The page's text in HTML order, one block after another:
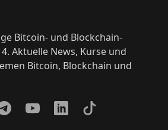
Bitcoin- und Blockchain-
Aktuelle News, Kurse und
Bitcoin, Blockchain und
YouTubeLinkedInTikTok